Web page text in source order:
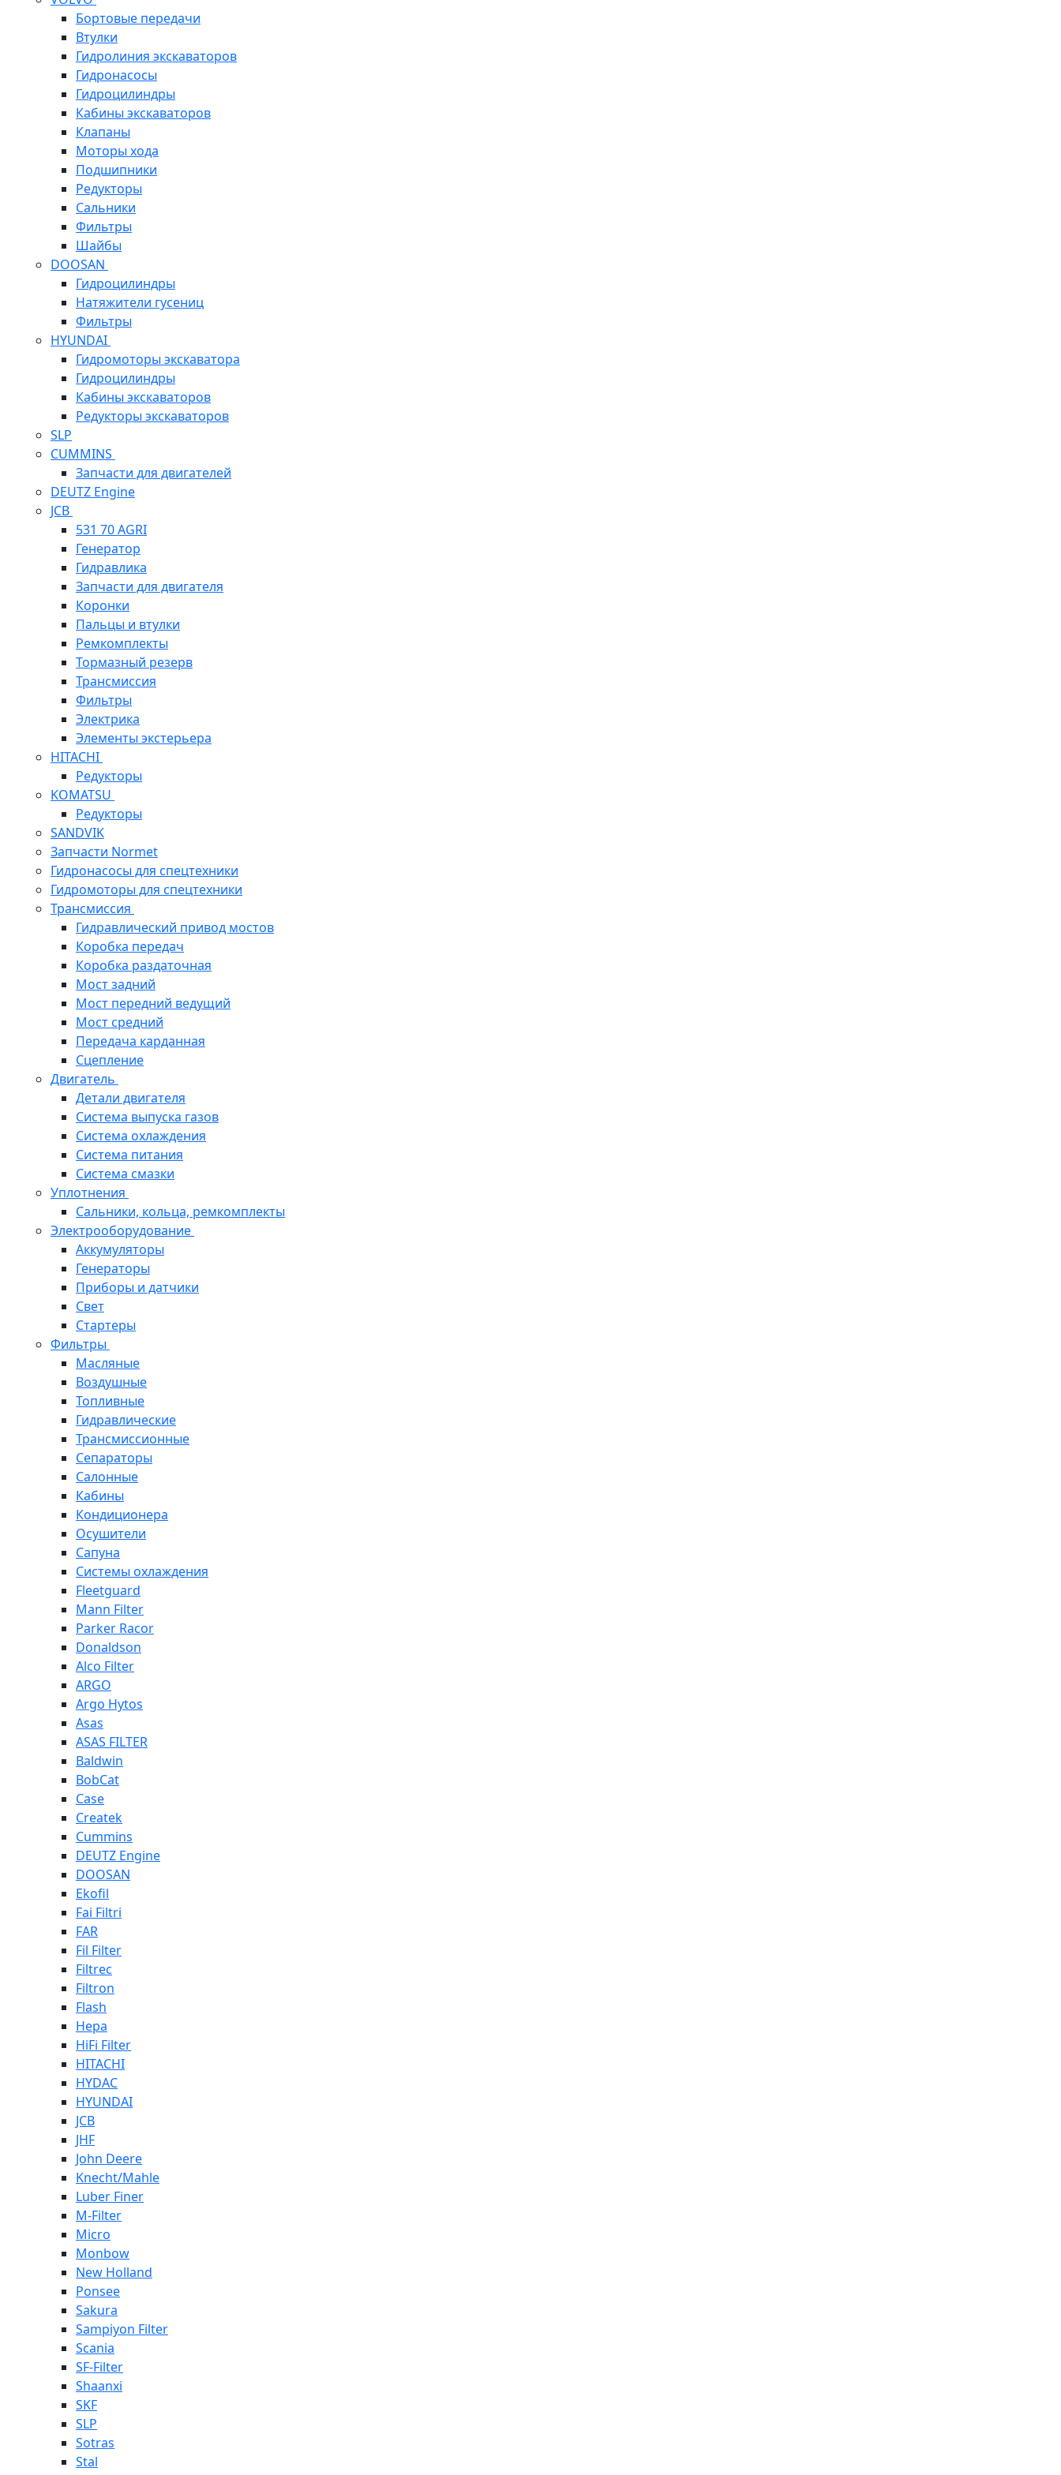
Бортовые передачи
Втулки
Гидролиния экскаваторов
Гидронасосы
Гидроцилиндры
Кабины экскаваторов
Клапаны
Моторы хода
Подшипники
Редукторы
Сальники
Фильтры
Шайбы
DOOSAN
Гидроцилиндры
Натяжители гусениц
Фильтры
HYUNDAI
Гидромоторы экскаватора
Гидроцилиндры
Кабины экскаваторов
Редукторы экскаваторов
SLP
CUMMINS
Запчасти для двигателей
DEUTZ Engine
JCB
531 70 AGRI
Генератор
Гидравлика
Запчасти для двигателя
Коронки
Пальцы и втулки
Ремкомплекты
Тормазный резерв
Трансмиссия
Фильтры
Электрика
Элементы экстерьера
HITACHI
Редукторы
KOMATSU
Редукторы
SANDVIK
Запчасти Normet
Гидронасосы для спецтехники
Гидромоторы для спецтехники
Трансмиссия
Гидравлический привод мостов
Коробка передач
Коробка раздаточная
Мост задний
Мост передний ведущий
Мост средний
Передача карданная
Сцепление
Двигатель
Детали двигателя
Система выпуска газов
Система охлаждения
Система питания
Система смазки
Уплотнения
Сальники, кольца, ремкомплекты
Электрооборудование
Аккумуляторы
Генераторы
Приборы и датчики
Свет
Стартеры
Фильтры
Масляные
Воздушные
Топливные
Гидравлические
Трансмиссионные
Сепараторы
Салонные
Кабины
Кондиционера
Осушители
Сапуна
Системы охлаждения
Fleetguard
Mann Filter
Parker Racor
Donaldson
Alco Filter
ARGO
Argo Hytos
Asas
ASAS FILTER
Baldwin
BobCat
Case
Createk
Cummins
DEUTZ Engine
DOOSAN
Ekofil
Fai Filtri
FAR
Fil Filter
Filtrec
Filtron
Flash
Hepa
HiFi Filter
HITACHI
HYDAC
HYUNDAI
JCB
JHF
John Deere
Knecht/Mahle
Luber Finer
M-Filter
Micro
Monbow
New Holland
Ponsee
Sakura
Sampiyon Filter
Scania
SF-Filter
Shaanxi
SKF
SLP
Sotras
Stal